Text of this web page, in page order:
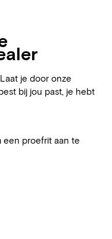
je door onze
bij jou past, je hebt
een proefrit aan te